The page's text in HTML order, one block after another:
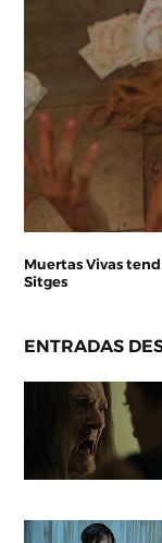
Muertas Vivas
Sitges
ENTRADAS